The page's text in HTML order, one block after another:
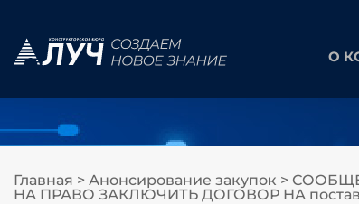
О
Главная > Анонсирование закупок >
НА ПРАВО ЗАКЛЮЧИТЬ ДОГОВОР НА